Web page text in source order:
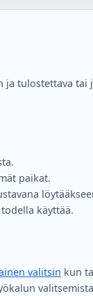
tulostettava tai
paikat.
käyttää.
valitsin kun